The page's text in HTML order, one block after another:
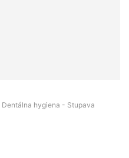
hygiena - Stupava